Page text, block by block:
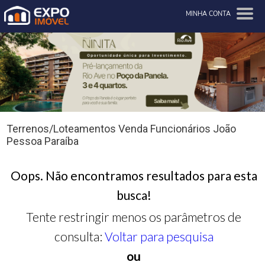
MINHA CONTA
Terrenos/Loteamentos Venda Funcionários João
Pessoa Paraíba
Oops. Não encontramos resultados para esta
busca!
Tente restringir menos os parâmetros de
consulta: Voltar para pesquisa
ou